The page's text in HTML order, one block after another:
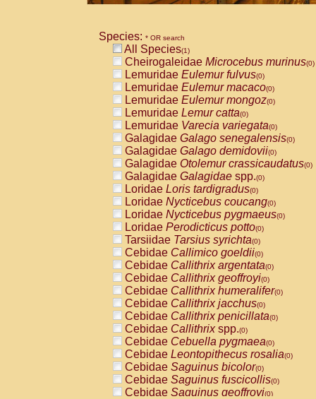
Species: * OR search
All Species(1)
Cheirogaleidae Microcebus murinus(0)
Lemuridae Eulemur fulvus(0)
Lemuridae Eulemur macaco(0)
Lemuridae Eulemur mongoz(0)
Lemuridae Lemur catta(0)
Lemuridae Varecia variegata(0)
Galagidae Galago senegalensis(0)
Galagidae Galago demidovii(0)
Galagidae Otolemur crassicaudatus(0)
Galagidae Galagidae spp.(0)
Loridae Loris tardigradus(0)
Loridae Nycticebus coucang(0)
Loridae Nycticebus pygmaeus(0)
Loridae Perodicticus potto(0)
Tarsiidae Tarsius syrichta(0)
Cebidae Callimico goeldii(0)
Cebidae Callithrix argentata(0)
Cebidae Callithrix geoffroyi(0)
Cebidae Callithrix humeralifer(0)
Cebidae Callithrix jacchus(0)
Cebidae Callithrix penicillata(0)
Cebidae Callithrixspp.(0)
Cebidae Cebuella pygmaea(0)
Cebidae Leontopithecus rosalia(0)
Cebidae Saguinus bicolor(0)
Cebidae Saguinus fuscicollis(0)
Cebidae Saguinus geoffroyi(0)